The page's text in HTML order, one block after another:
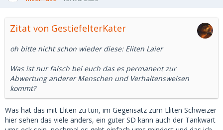
selbe wieder los, nur eine Frage der Zeit bis auf Getasugar
Zitat von GestiefelterKater
oh bitte nicht schon wieder diese: Eliten Laier
Was ist nur falsch bei euch das es permanent zur
Abwertung anderer Menschen und Verhaltensweisen
kommt?
Was hat das mit Eliten zu tun, im Gegensatz zum Eliten Schweizer
hier sehen das viele anders, ein guter SD kann auch der Tankwart